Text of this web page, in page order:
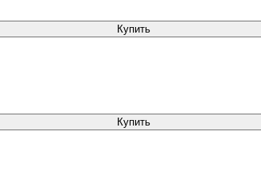
Купить
Купить